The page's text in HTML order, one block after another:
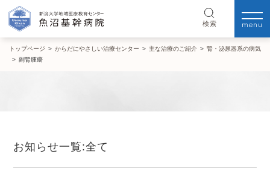
検索 menu
トップページ > からだにやさしい治療センター > 主な治療のご紹介 > 腎・泌尿器系の病気
> 副腎腫瘍
お知らせ一覧:全て